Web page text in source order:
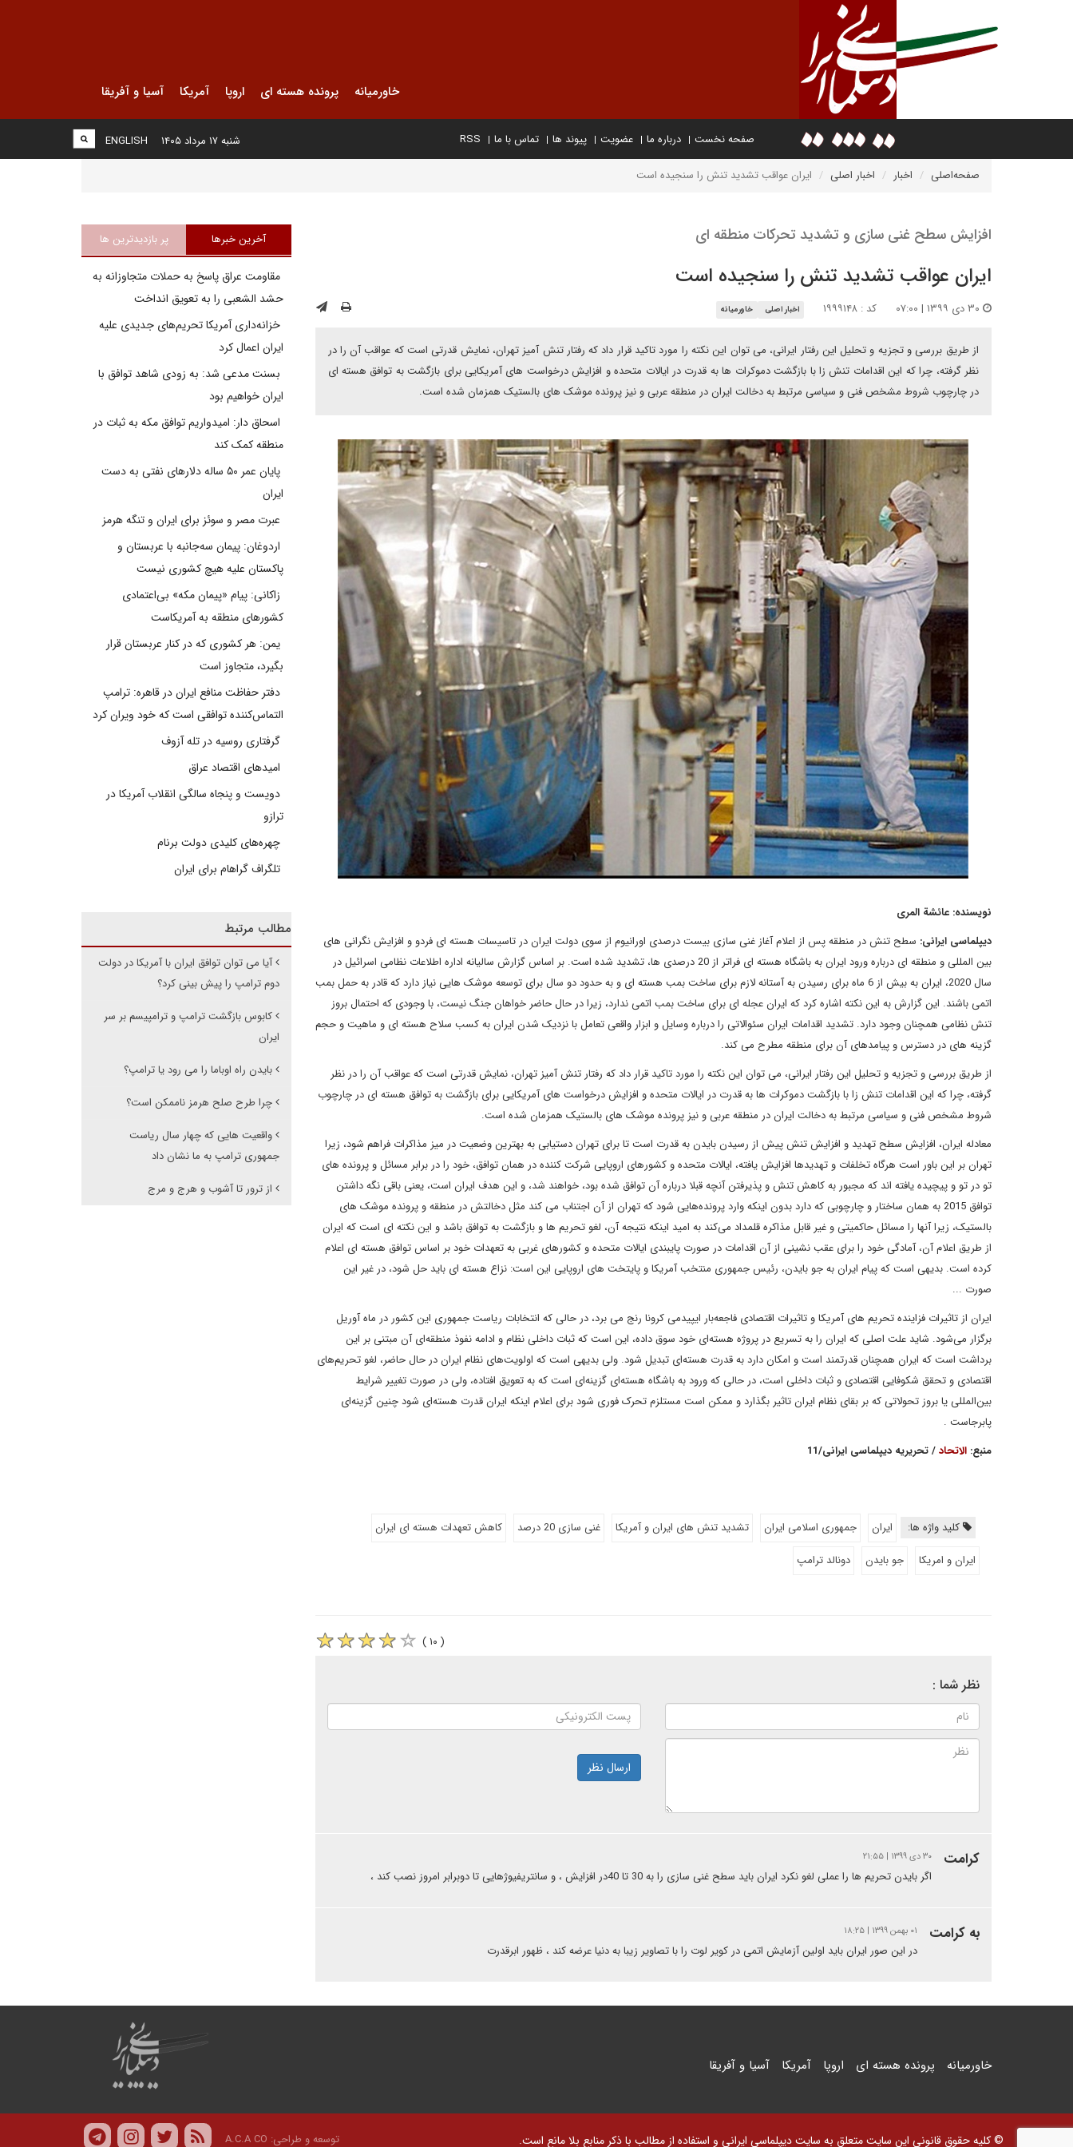
خاورمیانه پرونده هسته ای اروپا آمریکا آسیا و آفریقا
صفحه نخست درباره ما عضویت پیوند ها تماس با ما RSS
ENGLISH شنبه ۱۷ مرداد ۱۴۰۵
صفحه‌اصلی اخبار اخبار اصلی ایران عواقب تشدید تنش را سنجیده است
افزایش سطح غنی سازی و تشدید تحرکات منطقه ای
ایران عواقب تشدید تنش را سنجیده است
کد : ۱۹۹۹۱۴۸ اخبار اصلی خاورمیانه
از طریق بررسی و تجزیه و تحلیل این رفتار ایرانی، می توان این نکته را مورد تاکید قرار داد که رفتار تنش آمیز تهران، نمایش قدرتی است که عواقب آن را در
نظر گرفته، چرا که این اقدامات تنش زا با بازگشت دموکرات ها به قدرت در ایالات متحده و افزایش درخواست های آمریکایی برای بازگشت به توافق هسته ای
در چارچوب شروط مشخص فنی و سیاسی مرتبط به دخالت ایران در منطقه عربی و نیز پرونده موشک های بالستیک همزمان شده است.
نویسنده: عائشة المری
دیپلماسی ایرانی: سطح تنش در منطقه پس از اعلام آغاز غنی سازی بیست درصدی اورانیوم از سوی دولت ایران در تاسیسات هسته ای فردو و افزایش نگرانی های
بین المللی و منطقه ای درباره ورود ایران به باشگاه هسته ای فراتر از 20 درصدی ها، تشدید شده است. بر اساس گزارش سالیانه اداره اطلاعات نظامی اسرائیل در
سال 2020، ایران به بیش از 6 ماه برای رسیدن به آستانه لازم برای ساخت بمب هسته ای و به حدود دو سال برای توسعه موشک هایی نیاز دارد که قادر به حمل بمب
اتمی باشند. این گزارش به این نکته اشاره کرد که ایران عجله ای برای ساخت بمب اتمی ندارد، زیرا در حال حاضر خواهان جنگ نیست، با وجودی که احتمال بروز
تنش نظامی همچنان وجود دارد. تشدید اقدامات ایران سئوالاتی را درباره وسایل و ابزار واقعی تعامل با نزدیک شدن ایران به کسب سلاح هسته ای و ماهیت و حجم
گزینه های در دسترس و پیامدهای آن برای منطقه مطرح می کند.
از طریق بررسی و تجزیه و تحلیل این رفتار ایرانی، می توان این نکته را مورد تاکید قرار داد که رفتار تنش آمیز تهران، نمایش قدرتی است که عواقب آن را در نظر
گرفته، چرا که این اقدامات تنش زا با بازگشت دموکرات ها به قدرت در ایالات متحده و افزایش درخواست های آمریکایی برای بازگشت به توافق هسته ای در چارچوب
شروط مشخص فنی و سیاسی مرتبط به دخالت ایران در منطقه عربی و نیز پرونده موشک های بالستیک همزمان شده است.
معادله ایران، افزایش سطح تهدید و افزایش تنش پیش از رسیدن بایدن به قدرت است تا برای تهران دستیابی به بهترین وضعیت در میز مذاکرات فراهم شود، زیرا
تهران بر این باور است هرگاه تخلفات و تهدیدها افزایش یافته، ایالات متحده و کشورهای اروپایی شرکت کننده در همان توافق، خود را در برابر مسائل و پرونده های
تو در تو و پیچیده یافته اند که مجبور به کاهش تنش و پذیرفتن آنچه قبلا درباره آن توافق شده بود، خواهند شد، و این هدف ایران است، یعنی باقی نگه داشتن
توافق 2015 به همان ساختار و چارچوبی که دارد بدون اینکه وارد پرونده‌هایی شود که تهران از آن اجتناب می کند مثل دخالتش در منطقه و پرونده موشک های
بالستیک، زیرا آنها را مسائل حاکمیتی و غیر قابل مذاکره قلمداد می‌کند به امید اینکه نتیجه آن، لغو تحریم ها و بازگشت به توافق باشد و این نکته ای است که ایران
از طریق اعلام آن، آمادگی خود را برای عقب نشینی از آن اقدامات در صورت پایبندی ایالات متحده و کشورهای غربی به تعهدات خود بر اساس توافق هسته ای اعلام
کرده است. بدیهی است که پیام ایران به جو بایدن، رئیس جمهوری منتخب آمریکا و پایتخت های اروپایی این است: نزاع هسته ای باید حل شود، در غیر این
صورت ...
ایران از تاثیرات فزاینده تحریم های آمریکا و تاثیرات اقتصادی فاجعه‌بار ایپیدمی کرونا رنج می برد، در حالی که انتخابات ریاست جمهوری این کشور در ماه آوریل
برگزار می‌شود. شاید علت اصلی که ایران را به تسریع در پروژه هسته‌ای خود سوق داده، این است که ثبات داخلی نظام و ادامه نفوذ منطقه‌ای آن مبتنی بر این
برداشت است که ایران همچنان قدرتمند است و امکان دارد به قدرت هسته‌ای تبدیل شود. ولی بدیهی است که اولویت‌های نظام ایران در حال حاضر، لغو تحریم‌های
اقتصادی و تحقق شکوفایی اقتصادی و ثبات داخلی است، در حالی که ورود به باشگاه هسته‌ای گزینه‌ای است که به تعویق افتاده، ولی در صورت تغییر شرایط
بین‌المللی یا بروز تحولاتی که بر بقای نظام ایران تاثیر بگذارد و ممکن است مستلزم تحرک فوری شود برای اعلام اینکه ایران قدرت هسته‌ای شود چنین گزینه‌ای
پابرجاست .
منبع: الاتحاد/ تحریریه دیپلماسی ایرانی/11
کلید واژه ها: ایران جمهوری اسلامی ایران تشدید تنش های ایران و آمریکا غنی سازی 20 درصد
کاهش تعهدات هسته ای ایران
ایران و امریکا
جو بایدن دونالد ترامپ
( ۱۰ )
نظر شما :
ارسال نظر
کرامت ۳۰ دی ۱۳۹۹ | ۲۱:۵۵
اگر بایدن تحریم ها را عملی لغو نکرد ایران باید سطح غنی سازی را به 30 تا 40در افزایش ، و سانتریفیوژهایی تا دوبرابر امروز نصب کند ،
به کرامت ۰۱ بهمن ۱۳۹۹ | ۱۸:۲۵
در این صور ایران باید اولین آزمایش اتمی در کویر لوت را با تصاویر زیبا به دنیا عرضه کند ، ظهور ابرقدرت
آخرین خبرها پر بازدیدترین ها
مقاومت عراق پاسخ به حملات متجاوزانه به
حشد الشعبی را به تعویق انداخت
خزانه‌داری آمریکا تحریم‌های جدیدی علیه
ایران اعمال کرد
بسنت مدعی شد: به زودی شاهد توافق با
ایران خواهیم بود
اسحاق دار: امیدواریم توافق مکه به ثبات در
منطقه کمک کند
پایان عمر ۵۰ ساله دلارهای نفتی به دست
ایران
عبرت مصر و سوئز برای ایران و تنگه هرمز
اردوغان: پیمان سه‌جانبه با عربستان و
پاکستان علیه هیچ کشوری نیست
زاکانی: پیام «پیمان مکه» بی‌اعتمادی
کشورهای منطقه به آمریکاست
یمن: هر کشوری که در کنار عربستان قرار
بگیرد، متجاوز است
دفتر حفاظت منافع ایران در قاهره: ترامپ
التماس‌کننده توافقی است که خود ویران کرد
گرفتاری روسیه در تله آزوف
امیدهای اقتصاد عراق
دویست و پنجاه سالگی انقلاب آمریکا در
ترازو
چهره‌های کلیدی دولت برنام
تلگراف گراهام برای ایران
مطالب مرتبط
آیا می توان توافق ایران با آمریکا در دولت
دوم ترامپ را پیش بینی کرد؟
کابوس بازگشت ترامپ و ترامپیسم بر سر
ایران
بایدن راه اوباما را می رود یا ترامپ؟
چرا طرح صلح هرمز ناممکن است؟
واقعیت هایی که چهار سال ریاست
جمهوری ترامپ به ما نشان داد
از ترور تا آشوب و هرج و مرج
خاورمیانه پرونده هسته ای اروپا آمریکا آسیا و آفریقا
© کلیه حقوق قانونی این سایت متعلق به سایت دیپلماسی ایرانی و استفاده از مطالب با ذکر منابع بلا مانع است. توسعه و طراحی: A.C.A CO